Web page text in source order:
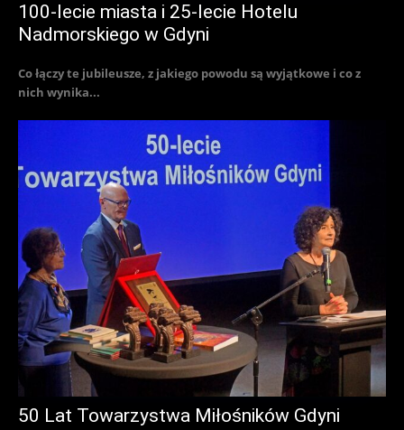
100-lecie miasta i 25-lecie Hotelu
Nadmorskiego w Gdyni
Co łączy te jubileusze, z jakiego powodu są wyjątkowe i co z
nich wynika...
50 Lat Towarzystwa Miłośników Gdyni